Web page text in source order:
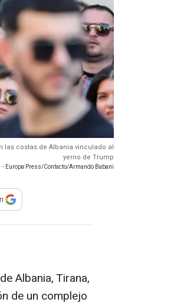
costas de Albania vinculado al
yerno de Trump
- Europa Press/Contacto/Armando Babani
compartir
Albania, Tirana,
de un complejo